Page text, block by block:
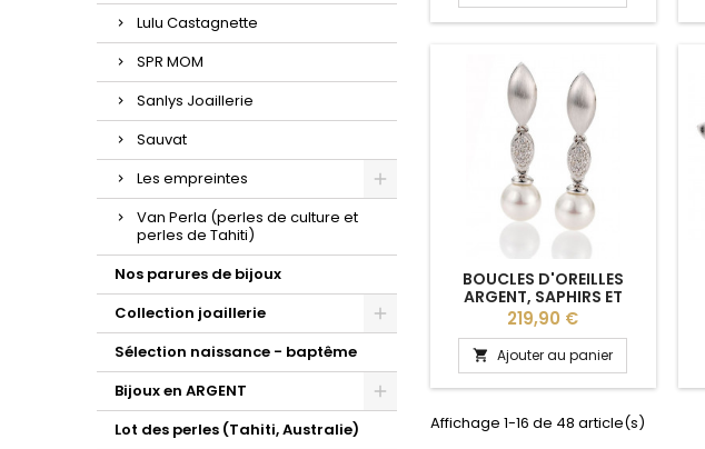
Lulu Castagnette
SPR MOM
Sanlys Joaillerie
Sauvat
Les empreintes
Van Perla (perles de culture et
perles de Tahiti)
Nos parures de bijoux
Collection joaillerie
Sélection naissance - baptême
Bijoux en ARGENT
Lot des perles (Tahiti, Australie)
BOUCLES D'OREILLES
ARGENT, SAPHIRS ET
PERLES DE CULTURE
BREUNING
Prix
219,90 €
 Ajouter au panier
Affichage 1-16 de 48 article(s)